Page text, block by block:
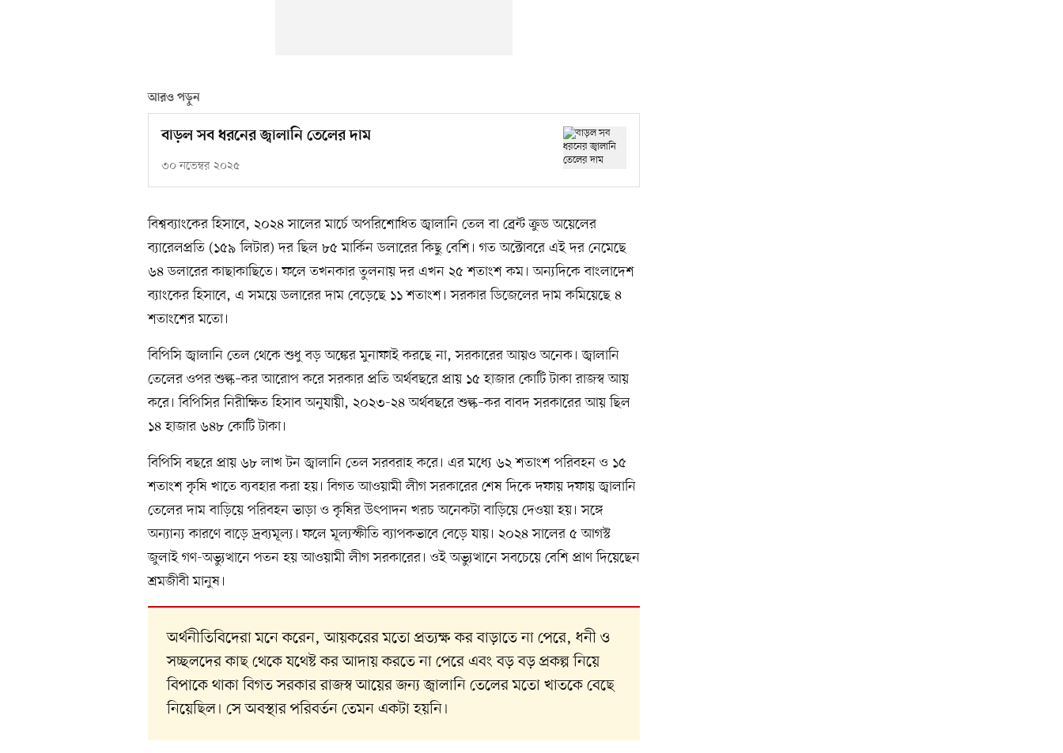
আরও পড়ুন
বাড়ল সব ধরনের জ্বালানি তেলের দাম
৩০ নভেম্বর ২০২৫
বিশ্বব্যাংকের হিসাবে, ২০২৪ সালের মার্চে অপরিশোধিত জ্বালানি তেল বা ব্রেন্ট ক্রুড অয়েলের
ব্যারেলপ্রতি (১৫৯ লিটার) দর ছিল ৮৫ মার্কিন ডলারের কিছু বেশি। গত অক্টোবরে এই দর নেমেছে
৬৪ ডলারের কাছাকাছিতে। ফলে তখনকার তুলনায় দর এখন ২৫ শতাংশ কম। অন্যদিকে বাংলাদেশ
ব্যাংকের হিসাবে, এ সময়ে ডলারের দাম বেড়েছে ১১ শতাংশ। সরকার ডিজেলের দাম কমিয়েছে ৪
শতাংশের মতো।
বিপিসি জ্বালানি তেল থেকে শুধু বড় অঙ্কের মুনাফাই করছে না, সরকারের আয়ও অনেক। জ্বালানি
তেলের ওপর শুল্ক–কর আরোপ করে সরকার প্রতি অর্থবছরে প্রায় ১৫ হাজার কোটি টাকা রাজস্ব আয়
করে। বিপিসির নিরীক্ষিত হিসাব অনুযায়ী, ২০২৩-২৪ অর্থবছরে শুল্ক–কর বাবদ সরকারের আয় ছিল
১৪ হাজার ৬৪৮ কোটি টাকা।
বিপিসি বছরে প্রায় ৬৮ লাখ টন জ্বালানি তেল সরবরাহ করে। এর মধ্যে ৬২ শতাংশ পরিবহন ও ১৫
শতাংশ কৃষি খাতে ব্যবহার করা হয়। বিগত আওয়ামী লীগ সরকারের শেষ দিকে দফায় দফায় জ্বালানি
তেলের দাম বাড়িয়ে পরিবহন ভাড়া ও কৃষির উৎপাদন খরচ অনেকটা বাড়িয়ে দেওয়া হয়। সঙ্গে
অন্যান্য কারণে বাড়ে দ্রব্যমূল্য। ফলে মূল্যস্ফীতি ব্যাপকভাবে বেড়ে যায়। ২০২৪ সালের ৫ আগস্ট
জুলাই গণ-অভ্যুত্থানে পতন হয় আওয়ামী লীগ সরকারের। ওই অভ্যুত্থানে সবচেয়ে বেশি প্রাণ দিয়েছেন
শ্রমজীবী মানুষ।
অর্থনীতিবিদেরা মনে করেন, আয়করের মতো প্রত্যক্ষ কর বাড়াতে না পেরে, ধনী ও
সচ্ছলদের কাছ থেকে যথেষ্ট কর আদায় করতে না পেরে এবং বড় বড় প্রকল্প নিয়ে
বিপাকে থাকা বিগত সরকার রাজস্ব আয়ের জন্য জ্বালানি তেলের মতো খাতকে বেছে
নিয়েছিল। সে অবস্থার পরিবর্তন তেমন একটা হয়নি।